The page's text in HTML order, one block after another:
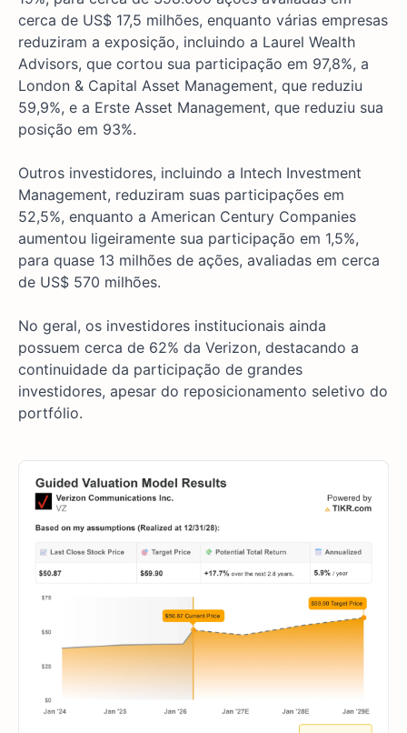
cerca de US$ 17,5 milhões, enquanto várias empresas
reduziram a exposição, incluindo a Laurel Wealth
Advisors, que cortou sua participação em 97,8%, a
London & Capital Asset Management, que reduziu
59,9%, e a Erste Asset Management, que reduziu sua
posição em 93%.
Outros investidores, incluindo a Intech Investment
Management, reduziram suas participações em
52,5%, enquanto a American Century Companies
aumentou ligeiramente sua participação em 1,5%,
para quase 13 milhões de ações, avaliadas em cerca
de US$ 570 milhões.
No geral, os investidores institucionais ainda
possuem cerca de 62% da Verizon, destacando a
continuidade da participação de grandes
investidores, apesar do reposicionamento seletivo do
portfólio.